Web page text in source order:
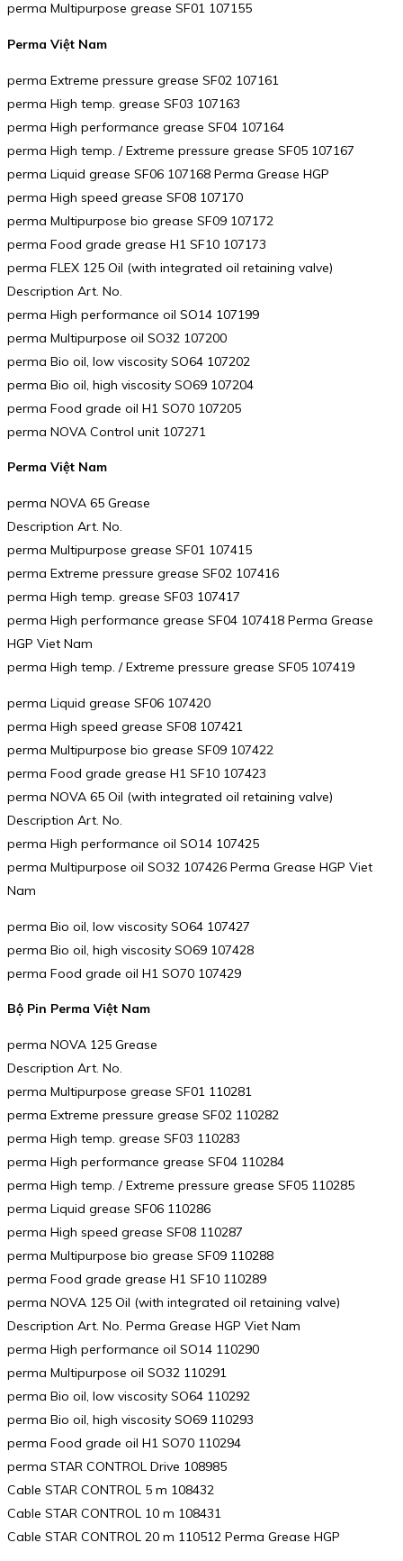
perma Multipurpose grease SF01 107155
Perma Việt Nam
perma Extreme pressure grease SF02 107161
perma High temp. grease SF03 107163
perma High performance grease SF04 107164
perma High temp. / Extreme pressure grease SF05 107167
perma Liquid grease SF06 107168 Perma Grease HGP
perma High speed grease SF08 107170
perma Multipurpose bio grease SF09 107172
perma Food grade grease H1 SF10 107173
perma FLEX 125 Oil (with integrated oil retaining valve)
Description Art. No.
perma High performance oil SO14 107199
perma Multipurpose oil SO32 107200
perma Bio oil, low viscosity SO64 107202
perma Bio oil, high viscosity SO69 107204
perma Food grade oil H1 SO70 107205
perma NOVA Control unit 107271
Perma Việt Nam
perma NOVA 65 Grease
Description Art. No.
perma Multipurpose grease SF01 107415
perma Extreme pressure grease SF02 107416
perma High temp. grease SF03 107417
perma High performance grease SF04 107418 Perma Grease
HGP Viet Nam
perma High temp. / Extreme pressure grease SF05 107419
perma Liquid grease SF06 107420
perma High speed grease SF08 107421
perma Multipurpose bio grease SF09 107422
perma Food grade grease H1 SF10 107423
perma NOVA 65 Oil (with integrated oil retaining valve)
Description Art. No.
perma High performance oil SO14 107425
perma Multipurpose oil SO32 107426 Perma Grease HGP Viet
Nam
perma Bio oil, low viscosity SO64 107427
perma Bio oil, high viscosity SO69 107428
perma Food grade oil H1 SO70 107429
Bộ Pin Perma Việt Nam
perma NOVA 125 Grease
Description Art. No.
perma Multipurpose grease SF01 110281
perma Extreme pressure grease SF02 110282
perma High temp. grease SF03 110283
perma High performance grease SF04 110284
perma High temp. / Extreme pressure grease SF05 110285
perma Liquid grease SF06 110286
perma High speed grease SF08 110287
perma Multipurpose bio grease SF09 110288
perma Food grade grease H1 SF10 110289
perma NOVA 125 Oil (with integrated oil retaining valve)
Description Art. No. Perma Grease HGP Viet Nam
perma High performance oil SO14 110290
perma Multipurpose oil SO32 110291
perma Bio oil, low viscosity SO64 110292
perma Bio oil, high viscosity SO69 110293
perma Food grade oil H1 SO70 110294
perma STAR CONTROL Drive 108985
Cable STAR CONTROL 5 m 108432
Cable STAR CONTROL 10 m 108431
Cable STAR CONTROL 20 m 110512 Perma Grease HGP